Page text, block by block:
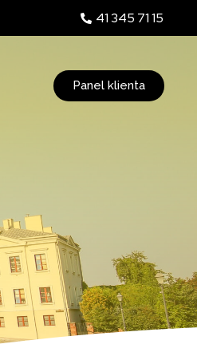
41 345 71 15
Panel klienta